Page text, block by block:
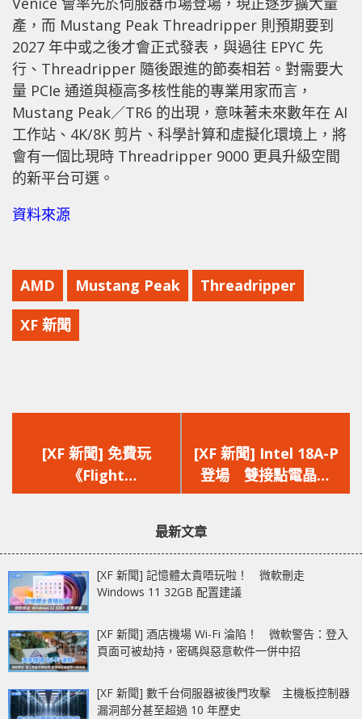
產，而 Mustang Peak Threadripper 則預期要到
2027 年中或之後才會正式發表，與過往 EPYC 先
行、Threadripper 隨後跟進的節奏相若。對需要大
量 PCIe 通道與極高多核性能的專業用家而言，
Mustang Peak／TR6 的出現，意味著未來數年在 AI
工作站、4K/8K 剪片、科學計算和虛擬化環境上，將
會有一個比現時 Threadripper 9000 更具升級空間
的新平台可選。
資料來源
AMD Mustang Peak Threadripper
XF 新聞
一
篇
文
[XF 新聞] 免費玩
《Flight
Simulator》 用瀏覽
一
篇
文
[XF 新聞] Intel 18A-P
登場 雙接點電晶體
「Power Boost」更
最新文章
[XF 新聞] 記憶體太貴唔玩啦！ 微軟刪走
Windows 11 32GB 配置建議
[XF 新聞] 酒店機場 Wi-Fi 淪陷！ 微軟警告：登入
頁面可被劫持，密碼與惡意軟件一併中招
[XF 新聞] 數千台伺服器被後門攻擊 主機板控制器
漏洞部分甚至超過 10 年歷史